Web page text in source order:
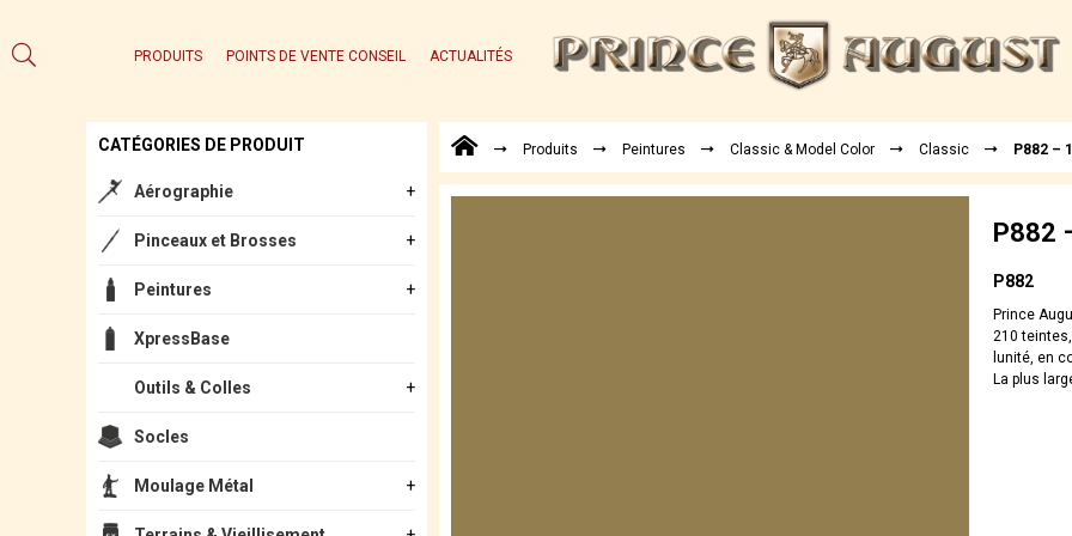
PRODUITS POINTS DE VENTE CONSEIL ACTUALITÉS
CATÉGORIES DE PRODUIT
Aérographie
Pinceaux et Brosses
Peintures
XpressBase
Outils & Colles
Socles
Moulage Métal
Produits Peintures Classic & Model Color Classic P882 –
P882
P882
Prince
210
lunité, en
La plus